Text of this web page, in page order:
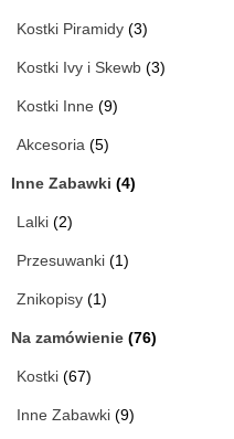
Kostki Piramidy (3)
Kostki Ivy i Skewb (3)
Kostki Inne (9)
Akcesoria (5)
Inne Zabawki (4)
Lalki (2)
Przesuwanki (1)
Znikopisy (1)
Na zamówienie (76)
Kostki (67)
Inne Zabawki (9)